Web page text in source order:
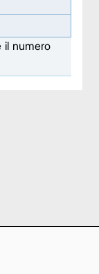
il numero